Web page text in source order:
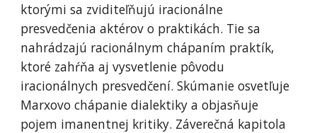
ktorými sa zviditeľňujú iracionálne
presvedčenia aktérov o praktikách. Tie sa
nahrádzajú racionálnym chápaním praktík,
ktoré zahŕňa aj vysvetlenie pôvodu
iracionálnych presvedčení. Skúmanie osvetľuje
Marxovo chápanie dialektiky a objasňuje
pojem imanentnej kritiky. Záverečná kapitola